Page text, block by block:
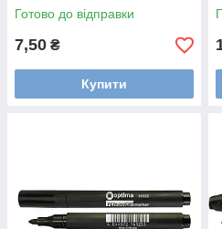
Готово до відправки
7,50 ₴
Купити